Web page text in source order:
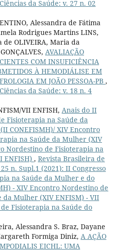
da Saúde: v. 27 n. 02
Alessandra de Fátima
Rodrigues Martins LINS,
de OLIVEIRA, Maria da
AVALIAÇÃO
COM INSUFICIÊNCIA
À HEMODIÁLISE EM
EM JOÃO PESSOA-PB ,
da Saúde: v. 18 n. 4
VII ENFISH, Anais do II
Fisioterapia na Saúde da
CONEFISMH)/ XIV Encontro
na Saúde da Mulher (XIV
Nordestino de Fisioterapia na
ENFISH) , Revista Brasileira de
n. Supl.1 (2021): II Congresso
na Saúde da Mulher e do
- XIV Encontro Nordestino de
da Mulher (XIV ENFISM) - VII
Fisioterapia na Saúde do
Alessandra S. Braz, Dayane
Formiga Diniz, A AÇÃO
EICHL: UMA